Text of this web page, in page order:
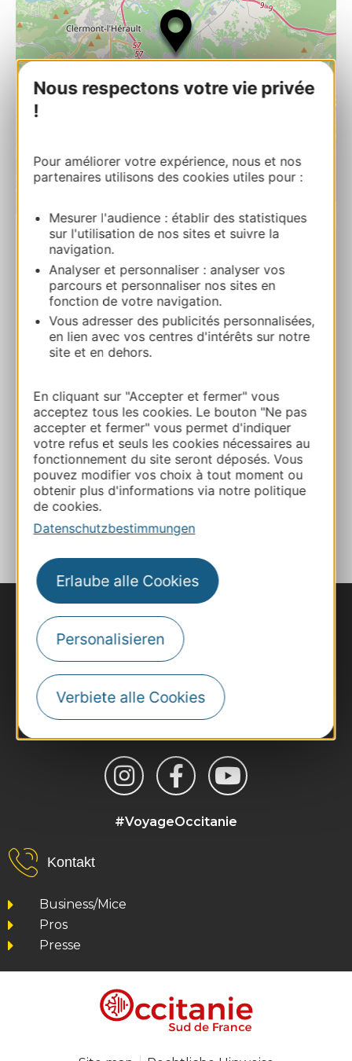
Nous respectons votre vie privée
!
Pour améliorer votre expérience, nous et nos
partenaires utilisons des cookies utiles pour :
Mesurer l'audience : établir des statistiques
sur l'utilisation de nos sites et suivre la
navigation.
Analyser et personnaliser : analyser vos
parcours et personnaliser nos sites en
fonction de votre navigation.
Vous adresser des publicités personnalisées,
en lien avec vos centres d'intérêts sur notre
site et en dehors.
En cliquant sur "Accepter et fermer" vous
acceptez tous les cookies. Le bouton "Ne pas
accepter et fermer" vous permet d'indiquer
votre refus et seuls les cookies nécessaires au
fonctionnement du site seront déposés. Vous
pouvez modifier vos choix à tout moment ou
obtenir plus d'informations via notre politique
de cookies.
Datenschutzbestimmungen
Erlaube alle Cookies
Personalisieren
Verbiete alle Cookies
CAMPING LES RIVIERES
Chemin de la Sablière 34800 CANET
Route & Zugang
E-mail
Webseite
#VoyageOccitanie
Kontakt
Business/Mice
Pros
Presse